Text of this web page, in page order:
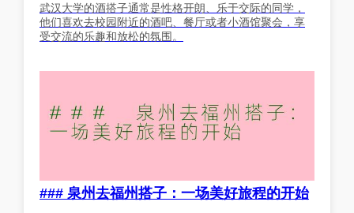
武汉大学的酒搭子通常是性格开朗、乐于交际的同学，
他们喜欢去校园附近的酒吧、餐厅或者小酒馆聚会，享
受交流的乐趣和放松的氛围。
### 泉州去福州搭子：一场美好旅程的开始